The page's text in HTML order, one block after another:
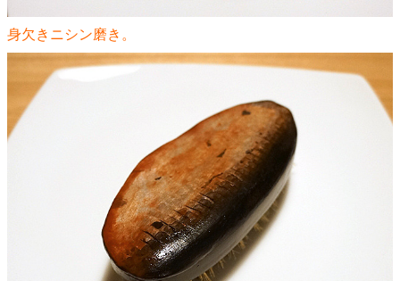
身欠きニシン磨き。